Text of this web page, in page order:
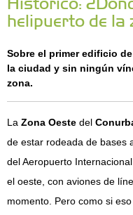
helipuerto de la
Sobre el primer edificio
la ciudad y sin ningún
zona.
La Zona Oeste del
de estar rodeada de bases
del Aeropuerto
el oeste, con aviones de
momento. Pero como si